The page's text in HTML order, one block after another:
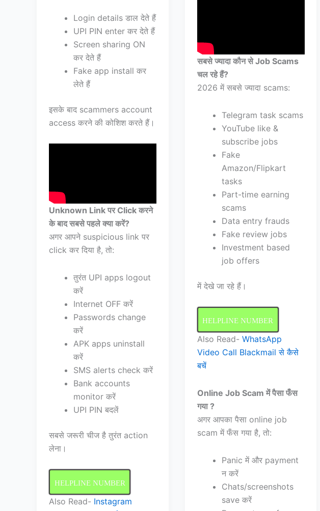
Login details डाल देते हैं
UPI PIN enter कर देते हैं
Screen sharing ON
कर देते हैं
Fake app install कर
लेते हैं
इसके बाद scammers account
access करने की कोशिश करते हैं।
Unknown Link पर Click करने
के बाद सबसे पहले क्या करें?
अगर आपने suspicious link पर
click कर दिया है, तो:
तुरंत UPI apps logout
करें
Internet OFF करें
Passwords change
करें
APK apps uninstall
करें
SMS alerts check करें
Bank accounts
monitor करें
UPI PIN बदलें
सबसे जरूरी चीज है तुरंत action
लेना।
HELPLINE NUMBER
Also Read- Instagram
सबसे ज्यादा कौन से Job Scams
चल रहे हैं?
2026 में सबसे ज्यादा scams:
Telegram task scams
YouTube like &
subscribe jobs
Fake
Amazon/Flipkart
tasks
Part-time earning
scams
Data entry frauds
Fake review jobs
Investment based
job offers
में देखे जा रहे हैं।
HELPLINE NUMBER
Also Read- WhatsApp
Video Call Blackmail से कैसे
बचें
Online Job Scam में पैसा फँस
गया ?
अगर आपका पैसा online job
scam में फँस गया है, तो:
Panic में और payment
न करें
Chats/screenshots
save करें